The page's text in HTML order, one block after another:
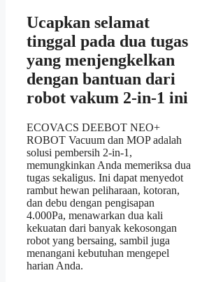
Ucapkan selamat
tinggal pada dua tugas
yang menjengkelkan
dengan bantuan dari
robot vakum 2-in-1 ini
ECOVACS DEEBOT NEO+
ROBOT Vacuum dan MOP adalah
solusi pembersih 2-in-1,
memungkinkan Anda memeriksa dua
tugas sekaligus. Ini dapat menyedot
rambut hewan peliharaan, kotoran,
dan debu dengan pengisapan
4.000Pa, menawarkan dua kali
kekuatan dari banyak kekosongan
robot yang bersaing, sambil juga
menangani kebutuhan mengepel
harian Anda.